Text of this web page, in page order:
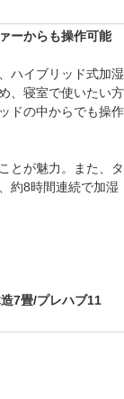
ーからも操作可能
ハイブリッド式加湿
、寝室で使いたい方
ドの中からでも操作
とが魅力。また、タ
約8時間連続で加湿
7畳/プレハブ11